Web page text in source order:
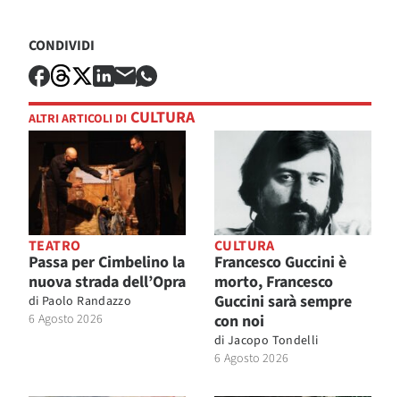
CONDIVIDI
ALTRI ARTICOLI DI CULTURA
TEATRO
Passa per Cimbelino la
nuova strada dell’Opra
di Paolo Randazzo
6 Agosto 2026
CULTURA
Francesco Guccini è
morto, Francesco
Guccini sarà sempre
con noi
di Jacopo Tondelli
6 Agosto 2026